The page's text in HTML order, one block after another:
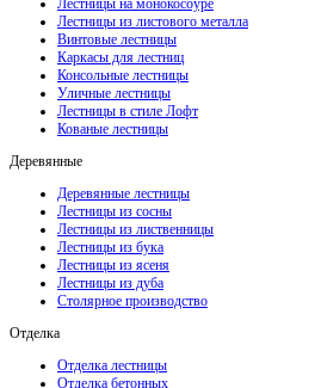
Лестницы на монокосоуре
Лестницы из листового металла
Винтовые лестницы
Каркасы для лестниц
Консольные лестницы
Уличные лестницы
Лестницы в стиле Лофт
Кованые лестницы
Деревянные
Деревянные лестницы
Лестницы из сосны
Лестницы из лиственницы
Лестницы из бука
Лестницы из ясеня
Лестницы из дуба
Столярное производство
Отделка
Отделка лестницы
Отделка бетонных